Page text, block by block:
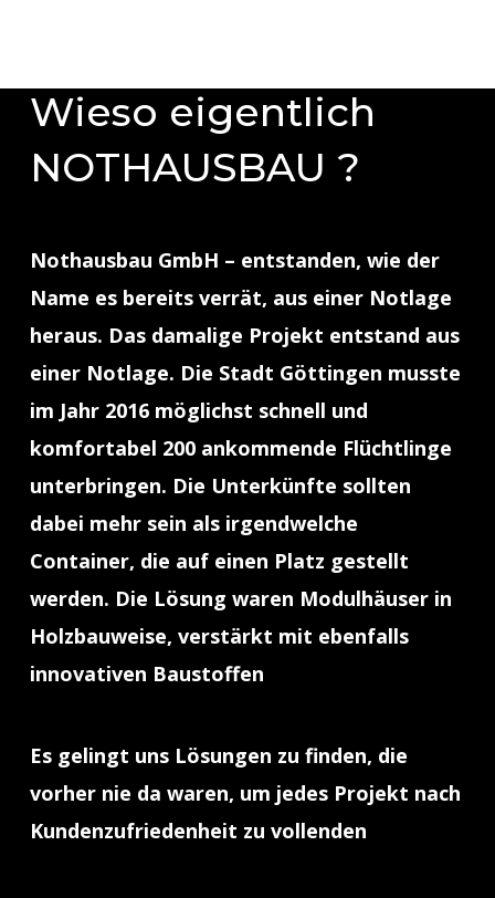
Wieso eigentlich
NOTHAUSBAU ?
Nothausbau GmbH – entstanden, wie der
Name es bereits verrät, aus einer Notlage
heraus. Das damalige Projekt entstand aus
einer Notlage. Die Stadt Göttingen musste
im Jahr 2016 möglichst schnell und
komfortabel 200 ankommende Flüchtlinge
unterbringen. Die Unterkünfte sollten
dabei mehr sein als irgendwelche
Container, die auf einen Platz gestellt
werden. Die Lösung waren Modulhäuser in
Holzbauweise, verstärkt mit ebenfalls
innovativen Baustoffen
Es gelingt uns Lösungen zu finden, die
vorher nie da waren, um jedes Projekt nach
Kundenzufriedenheit zu vollenden